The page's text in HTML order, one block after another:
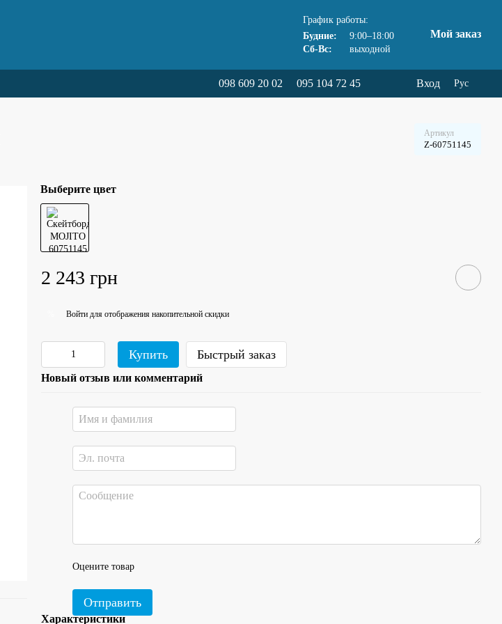
График работы:
Будние:
9:00–18:00
Сб-Вс:
выходной
Мой заказ
098 609 20 02 095 104 72 45 Вход Рус
Артикул
Z-60751145
Выберите цвет
2 243 грн
Войти для отображения накопительной скидки
Купить Быстрый заказ
Новый отзыв или комментарий
Оцените товар
Отправить
Характеристики